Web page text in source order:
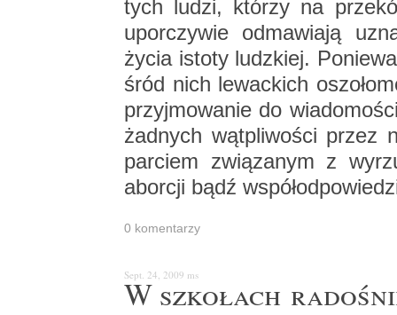
tych ludzi, któ­rzy na
upo­rczy­wie od­ma­wia­ją
życia isto­ty ludz­kiej.
śród nich le­wac­kich
przyj­mo­wa­nie do
żad­nych wąt­pli­wo­ści przez
par­ciem zwią­za­nym z
abor­cji bądź
0 ko­men­ta­rzy
Sept. 24, 2009 ms
W szko­łach